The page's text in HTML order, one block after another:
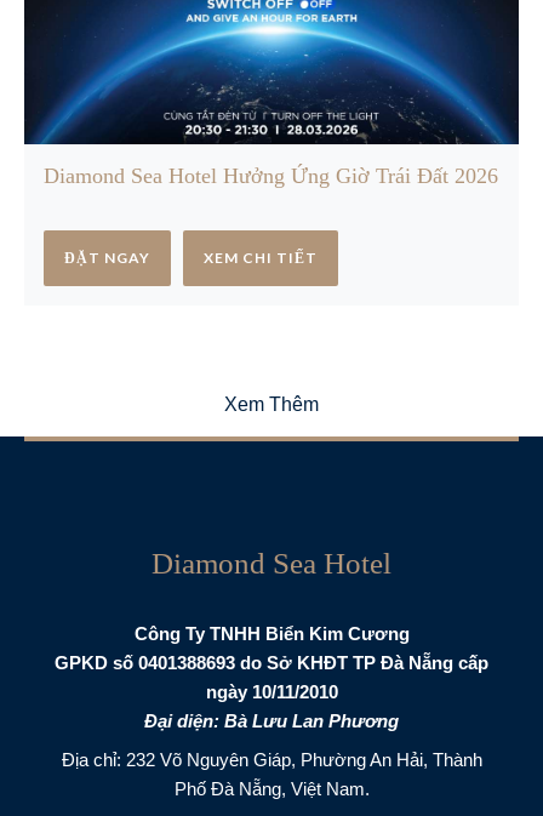
Diamond Sea Hotel Hưởng Ứng Giờ Trái Đất 2026
ĐẶT NGAY XEM CHI TIẾT
Xem Thêm
Diamond Sea Hotel
Công Ty TNHH Biển Kim Cương
GPKD số 0401388693 do Sở KHĐT TP Đà Nẵng cấp
ngày 10/11/2010
Đại diện: Bà Lưu Lan Phương
Địa chỉ: 232 Võ Nguyên Giáp, Phường An Hải, Thành
Phố Đà Nẵng, Việt Nam.